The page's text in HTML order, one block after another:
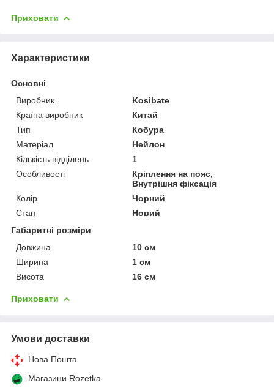
Приховати
Характеристики
Основні
Виробник
Kosibate
Країна виробник
Китай
Тип
Кобура
Матеріал
Нейлон
Кількість відділень
1
Особливості
Кріплення на пояс,
Внутрішня фіксація
Колір
Чорний
Стан
Новий
Габаритні розміри
Довжина
10 см
Ширина
1 см
Висота
16 см
Приховати
Умови доставки
Нова Пошта
Магазини Rozetka